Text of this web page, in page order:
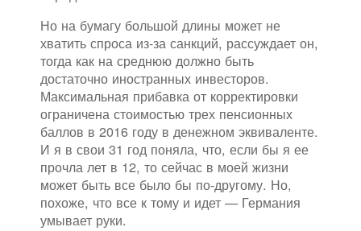
Но на бумагу большой длины может не
хватить спроса из-за санкций, рассуждает он,
тогда как на среднюю должно быть
достаточно иностранных инвесторов.
Максимальная прибавка от корректировки
ограничена стоимостью трех пенсионных
баллов в 2016 году в денежном эквиваленте.
И я в свои 31 год поняла, что, если бы я ее
прочла лет в 12, то сейчас в моей жизни
может быть все было бы по-другому. Но,
похоже, что все к тому и идет — Германия
умывает руки.